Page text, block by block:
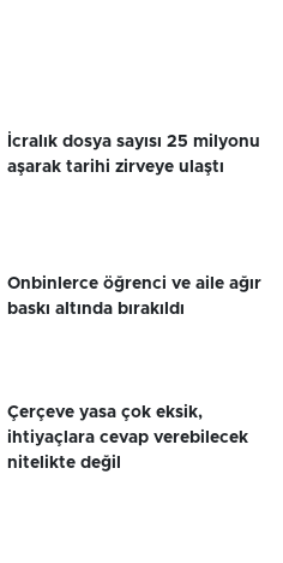
İcralık dosya sayısı 25 milyonu
aşarak tarihi zirveye ulaştı
Onbinlerce öğrenci ve aile ağır
baskı altında bırakıldı
Çerçeve yasa çok eksik,
ihtiyaçlara cevap verebilecek
nitelikte değil